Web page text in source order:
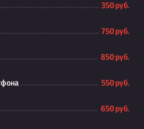
350 руб.
750 руб.
850 руб.
550 руб.
650 руб.